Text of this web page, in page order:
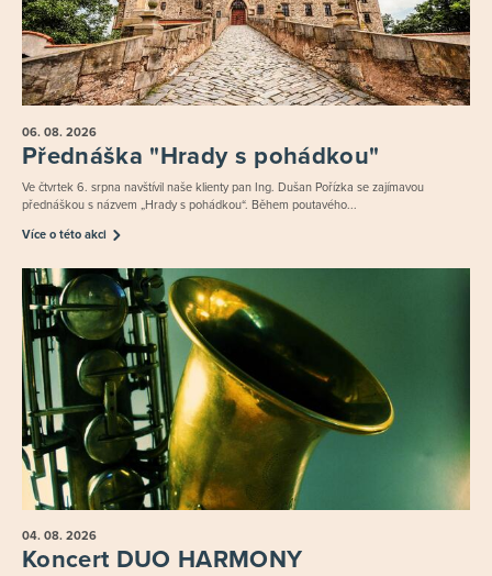
06. 08. 2026
Přednáška "Hrady s pohádkou"
Ve čtvrtek 6. srpna navštívil naše klienty pan Ing. Dušan Pořízka se zajímavou
přednáškou s názvem „Hrady s pohádkou“. Během poutavého...
Více o této akci
04. 08. 2026
Koncert DUO HARMONY